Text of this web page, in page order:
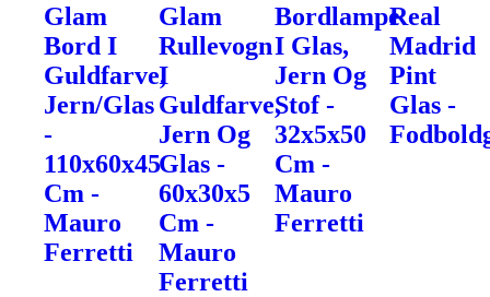
Glam
Bord I
Guldfarve,
Jern/Glas
-
110x60x45
Cm -
Mauro
Ferretti
Glam
Rullevogn
I
Guldfarve,
Jern Og
Glas -
60x30x5
Cm -
Mauro
Ferretti
Bordlampe
I Glas,
Jern Og
Stof -
32x5x50
Cm -
Mauro
Ferretti
Real
Madrid
Pint
Glas -